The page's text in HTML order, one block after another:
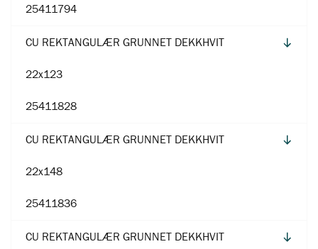
25411794
CU REKTANGULÆR GRUNNET DEKKHVIT
22x123
25411828
CU REKTANGULÆR GRUNNET DEKKHVIT
22x148
25411836
CU REKTANGULÆR GRUNNET DEKKHVIT